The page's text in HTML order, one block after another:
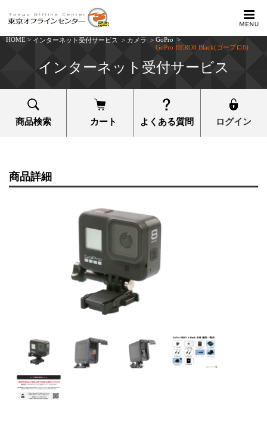
HOME > インターネット受付サービス > カメラ > GoPro >
GoPro HERO8 Black(ゴープロ8)
インターネット受付サービス
商品検索 カート よくある質問 ログイン
商品詳細